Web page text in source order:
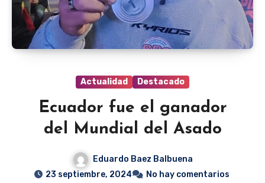
Actualidad Destacado
Ecuador fue el ganador
del Mundial del Asado
Eduardo Baez Balbuena
23 septiembre, 2024
No hay comentarios